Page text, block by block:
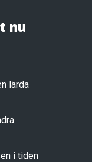
nu
lärda
i tiden